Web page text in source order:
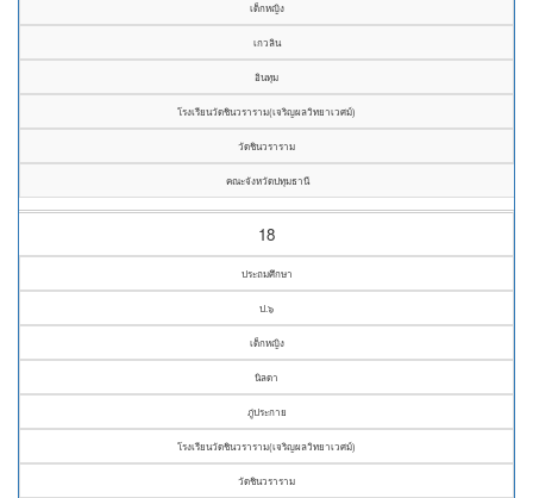
เด็กหญิง
เกวลิน
อินทุม
โรงเรียนวัดชินวราราม(เจริญผลวิทยาเวศม์)
วัดชินวราราม
คณะจังหวัดปทุมธานี
18
ประถมศึกษา
ป.๖
เด็กหญิง
นิลดา
ภู่ประกาย
โรงเรียนวัดชินวราราม(เจริญผลวิทยาเวศม์)
วัดชินวราราม